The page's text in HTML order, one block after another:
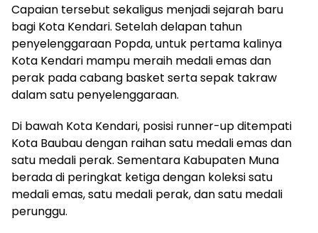
Capaian tersebut sekaligus menjadi sejarah baru
bagi Kota Kendari. Setelah delapan tahun
penyelenggaraan Popda, untuk pertama kalinya
Kota Kendari mampu meraih medali emas dan
perak pada cabang basket serta sepak takraw
dalam satu penyelenggaraan.
Di bawah Kota Kendari, posisi runner-up ditempati
Kota Baubau dengan raihan satu medali emas dan
satu medali perak. Sementara Kabupaten Muna
berada di peringkat ketiga dengan koleksi satu
medali emas, satu medali perak, dan satu medali
perunggu.